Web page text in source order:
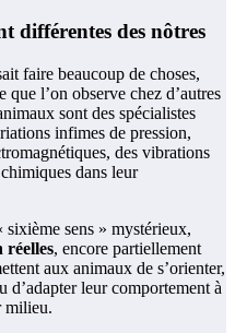
différentes des nôtres
faire beaucoup de choses,
que l’on observe chez d’autres
sont des spécialistes
infimes de pression,
des vibrations
dans leur
sixième sens » mystérieux,
réelles, encore partiellement
aux animaux de s’orienter,
d’adapter leur comportement à
milieu.